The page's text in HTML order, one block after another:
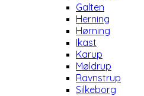
Galten
Herning
Hørning
Ikast
Karup
Møldrup
Ravnstrup
Silkeborg